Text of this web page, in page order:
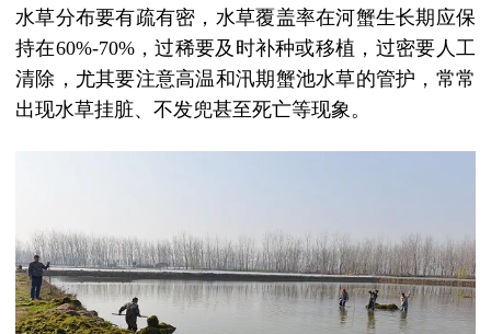
水草分布要有疏有密，水草覆盖率在河蟹生长期应保
持在60%-70%，过稀要及时补种或移植，过密要人工
清除，尤其要注意高温和汛期蟹池水草的管护，常常
出现水草挂脏、不发兜甚至死亡等现象。